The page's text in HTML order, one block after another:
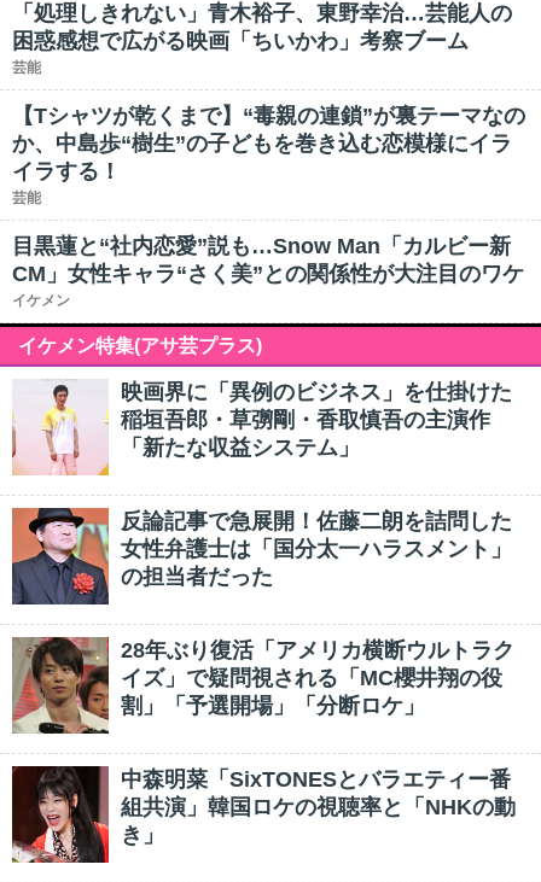
「処理しきれない」青木裕子、東野幸治…芸能人の
困惑感想で広がる映画「ちいかわ」考察ブーム
芸能
【Tシャツが乾くまで】“毒親の連鎖”が裏テーマなの
か、中島歩“樹生”の子どもを巻き込む恋模様にイラ
イラする！
芸能
目黒蓮と“社内恋愛”説も…Snow Man「カルビー新
CM」女性キャラ“さく美”との関係性が大注目のワケ
イケメン
イケメン特集(アサ芸プラス)
映画界に「異例のビジネス」を仕掛けた
稲垣吾郎・草彅剛・香取慎吾の主演作
「新たな収益システム」
反論記事で急展開！佐藤二朗を詰問した
女性弁護士は「国分太一ハラスメント」
の担当者だった
28年ぶり復活「アメリカ横断ウルトラク
イズ」で疑問視される「MC櫻井翔の役
割」「予選開場」「分断ロケ」
中森明菜「SixTONESとバラエティー番
組共演」韓国ロケの視聴率と「NHKの動
き」